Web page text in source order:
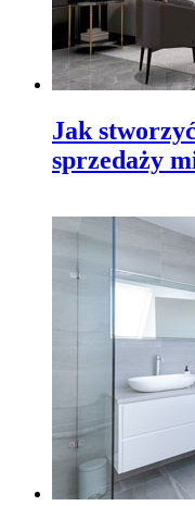
Jak
sprzedaży